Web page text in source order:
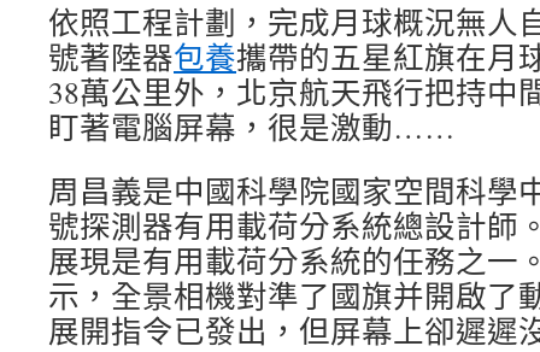
依照工程計劃，完成月球概況無人
號著陸器包養攜帶的五星紅旗在月
38萬公里外，北京航天飛行把持中
盯著電腦屏幕，很是激動……
周昌義是中國科學院國家空間科學
號探測器有用載荷分系統總設計師
展現是有用載荷分系統的任務之一
示，全景相機對準了國旗并開啟了
展開指令已發出，但屏幕上卻遲遲